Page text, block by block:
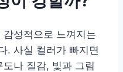
성적으로 느껴지는
. 사실 컬러가 빠지면
나 질감, 빛과 그림